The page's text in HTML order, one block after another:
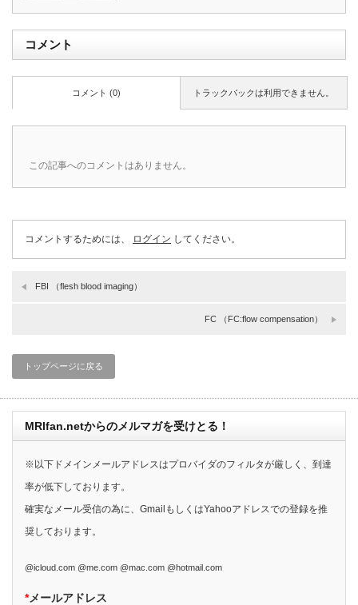
コメント
トラックバックは利用できません。
コメント (0)
この記事へのコメントはありません。
コメントするためには、 ログイン してください。
FBI （flesh blood imaging）
FC （FC:flow compensation）
トップページに戻る
MRIfan.netからのメルマガを受けとる！
※以下ドメインメールアドレスはプロバイダのフィルタが厳しく、到達
率が低下しております。
確実なメール受信の為に、GmailもしくはYahooアドレスでの登録を推
奨しております。
@icloud.com @me.com @mac.com @hotmail.com
*メールアドレス